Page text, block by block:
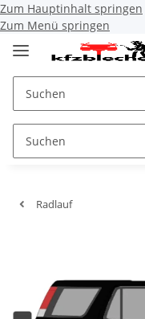
Zum Hauptinhalt springen
Zum Menü springen
Radlauf